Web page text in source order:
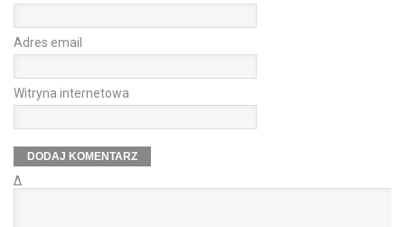
Adres email
Witryna internetowa
Δ